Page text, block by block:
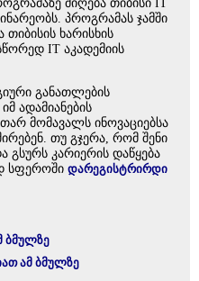
მიღება თიბისი IT
პროგრამას ჯამში
თიბისის ხარისხის
IT აკადემიის
განათლების
ადამიანების
მომავალს ინოვაციებსა
თუ გჯერა, რომ შენი
გსურს კარიერის დაწყება
სფეროში დარეგისტრირდი
ბმულზე
ამ ბმულზე